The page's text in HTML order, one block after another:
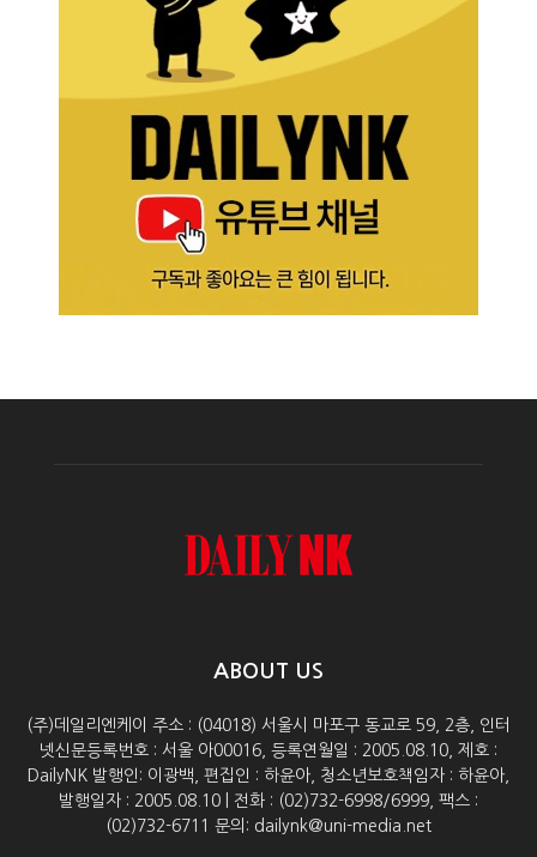
ABOUT US
(주)데일리엔케이 주소 : (04018) 서울시 마포구 동교로 59, 2층, 인터
넷신문등록번호 : 서울 아00016, 등록연월일 : 2005.08.10, 제호 :
DailyNK 발행인: 이광백, 편집인 : 하윤아, 청소년보호책임자 : 하윤아,
발행일자 : 2005.08.10 | 전화 : (02)732-6998/6999, 팩스 :
(02)732-6711 문의: dailynk@uni-media.net